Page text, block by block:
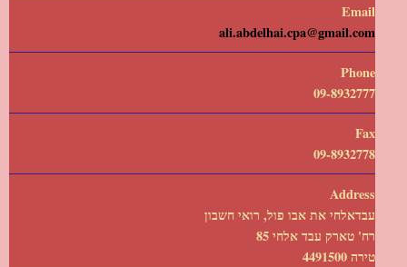
Email
ali.abdelhai.cpa@gmail.com
Phone
09-8932777
Fax
09-8932778
Address
עבדאלחי את אבו פול, רואי חשבון
רח' טארק עבד אלחי 85
טירה 4491500